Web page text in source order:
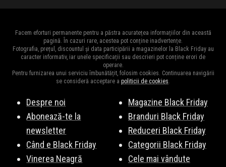
Facem eforturi permanente pentru a păstra acuratețea informațiilor din această
pagină. În cazuri rare, acestea pot conține inadvertențe.
Fotografia, prețul, discountul și data participării a magazinelor la Black Friday au
caracter informativ, iar unele specificații sau descrieri pot conține erori de
operare.
Pentru furnizarea unui serviciu îmbunătățit, folosim cookies. Continuarea navigării
se consideră acceptare a politicii de cookies.
Despre noi
Abonează-te la
newsletter
Când e Black Friday
Vinerea Neagră
Magazine Black Friday
Branduri Black Friday
Reduceri Black Friday
Categorii Black Friday
Cele mai vândute